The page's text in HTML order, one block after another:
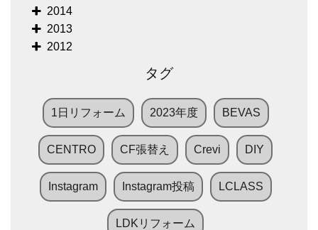
2014
2013
2012
タグ
1日リフォーム 2023年度 BEVAS
CENTRO CF張替え Crevi DIY
Instagram Instagram投稿 LCLASS
LDKリフォーム